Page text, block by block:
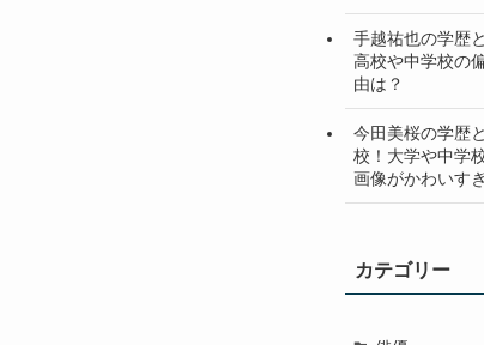
手越祐也の学歴
高校や中学校の
由は？
今田美桜の学歴
校！大学や中学
画像がかわいす
カテゴリー